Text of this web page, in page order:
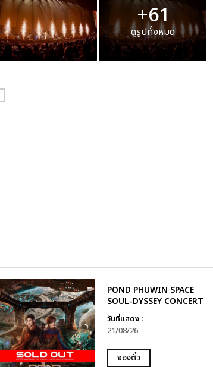
+61
ดูรูปทั้งหมด
POND PHUWIN SPACE
SOUL-DYSSEY CONCERT
วันที่แสดง :
21/08/26
จองตั๋ว